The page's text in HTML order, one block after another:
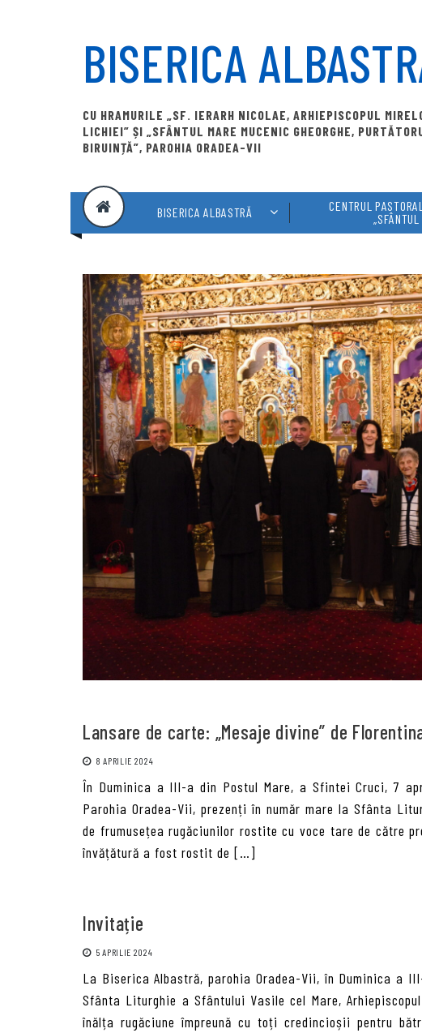
BISERICA
CU HRAMURILE „SF. IERARH NICOLAE, ARHIEPISCOPUL
LICHIEI” ȘI „SFÂNTUL MARE MUCENIC GHEORGHE,
BIRUINȚĂ”, PAROHIA ORADEA-VII
BISERICA ALBASTRĂ
CENTRUL
„SFÂNTUL
Lansare de carte: „Mesaje divine” de
8 APRILIE 2024
În Duminica a III-a din Postul Mare, a Sfintei Cruci, 7
Parohia Oradea-Vii, prezenți în număr mare la Sfânta
de frumusețea rugăciunilor rostite cu voce tare de către
învățătură a fost rostit de […]
Invitație
5 APRILIE 2024
La Biserica Albastră, parohia Oradea-Vii, în Duminica a
Sfânta Liturghie a Sfântului Vasile cel Mare,
înălța rugăciune împreună cu toți credincioșii pentru